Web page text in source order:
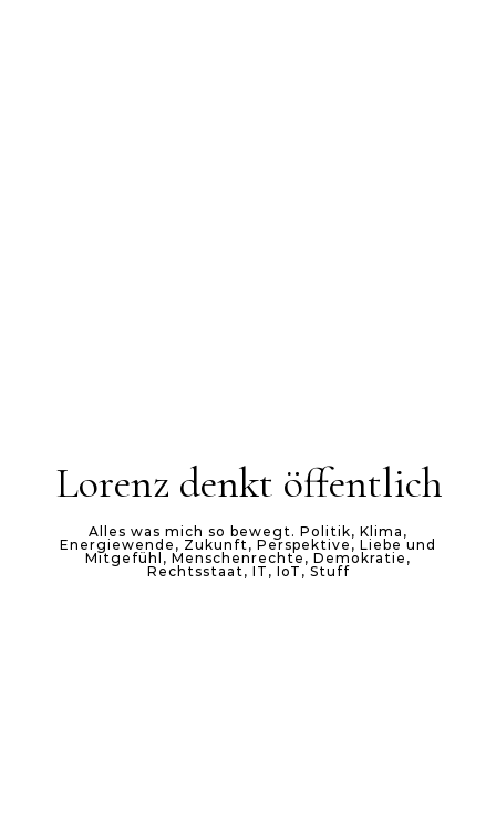
Lorenz denkt öffentlich
Alles was mich so bewegt. Politik, Klima,
Energiewende, Zukunft, Perspektive, Liebe und
Mitgefühl, Menschenrechte, Demokratie,
Rechtsstaat, IT, IoT, Stuff